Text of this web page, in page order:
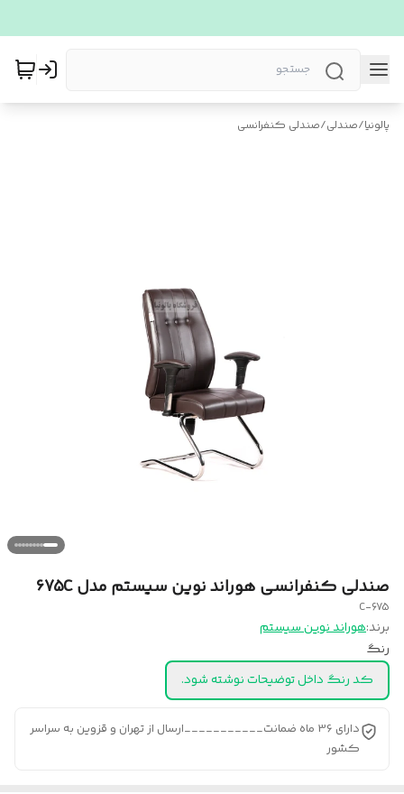
پالونیا/صندلی/صندلی کنفرانسی
صندلی کنفرانسی هوراند نوین سیستم مدل 675C
675-C
برند:هوراند نوین سیستم
رنگ
کد رنگ داخل توضیحات نوشته شود.
دارای 36 ماه ضمانت___________ارسال از تهران و قزوین به سراسر
کشور